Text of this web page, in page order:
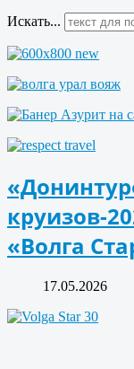
Искать...
круизов-
«Волга
17.05.2026